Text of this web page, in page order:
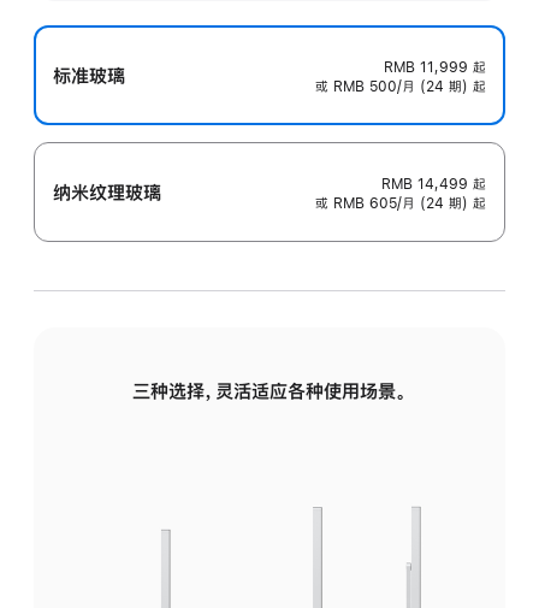
标准玻璃 RMB 11,999 起
或 RMB 500/月 (24 期) 起
纳米纹理玻璃 RMB 14,499 起
或 RMB 605/月 (24 期) 起
三种选择，灵活适应各种使用场景。